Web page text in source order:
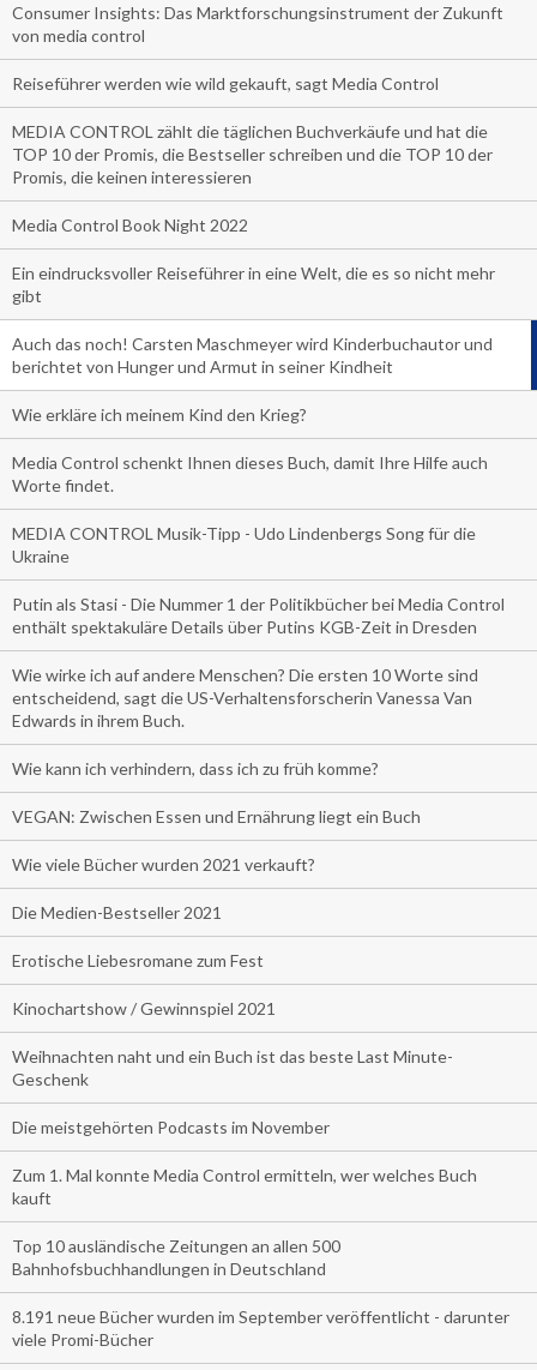
Consumer Insights: Das Marktforschungsinstrument der Zukunft
von media control
Reiseführer werden wie wild gekauft, sagt Media Control
MEDIA CONTROL zählt die täglichen Buchverkäufe und hat die
TOP 10 der Promis, die Bestseller schreiben und die TOP 10 der
Promis, die keinen interessieren
Media Control Book Night 2022
Ein eindrucksvoller Reiseführer in eine Welt, die es so nicht mehr
gibt
Auch das noch! Carsten Maschmeyer wird Kinderbuchautor und
berichtet von Hunger und Armut in seiner Kindheit
Wie erkläre ich meinem Kind den Krieg?
Media Control schenkt Ihnen dieses Buch, damit Ihre Hilfe auch
Worte findet.
MEDIA CONTROL Musik-Tipp - Udo Lindenbergs Song für die
Ukraine
Putin als Stasi - Die Nummer 1 der Politikbücher bei Media Control
enthält spektakuläre Details über Putins KGB-Zeit in Dresden
Wie wirke ich auf andere Menschen? Die ersten 10 Worte sind
entscheidend, sagt die US-Verhaltensforscherin Vanessa Van
Edwards in ihrem Buch.
Wie kann ich verhindern, dass ich zu früh komme?
VEGAN: Zwischen Essen und Ernährung liegt ein Buch
Wie viele Bücher wurden 2021 verkauft?
Die Medien-Bestseller 2021
Erotische Liebesromane zum Fest
Kinochartshow / Gewinnspiel 2021
Weihnachten naht und ein Buch ist das beste Last Minute-
Geschenk
Die meistgehörten Podcasts im November
Zum 1. Mal konnte Media Control ermitteln, wer welches Buch
kauft
Top 10 ausländische Zeitungen an allen 500
Bahnhofsbuchhandlungen in Deutschland
8.191 neue Bücher wurden im September veröffentlicht - darunter
viele Promi-Bücher